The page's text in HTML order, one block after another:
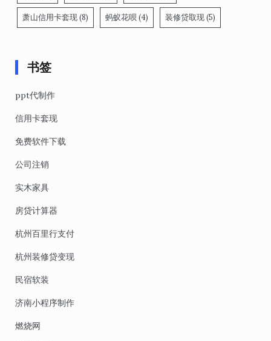
萧山信用卡套现(8) 蚂蚁花呗 (4) 装修贷取现(5)
书签
ppt代制作
信用卡套现
免费软件下载
公司注销
实木家具
房贷计算器
杭州百里行支付
杭州装修贷变现
民宿软装
济南小程序制作
燃烧网